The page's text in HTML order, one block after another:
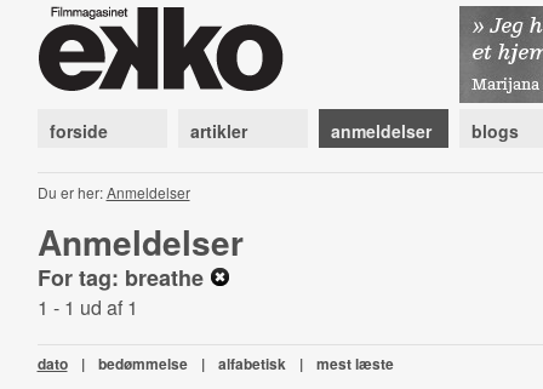
forside artikler anmeldelser blogs
Du er her:Anmeldelser
Anmeldelser
For tag: breathe
1 - 1 ud af 1
dato | bedømmelse | alfabetisk | mest læste